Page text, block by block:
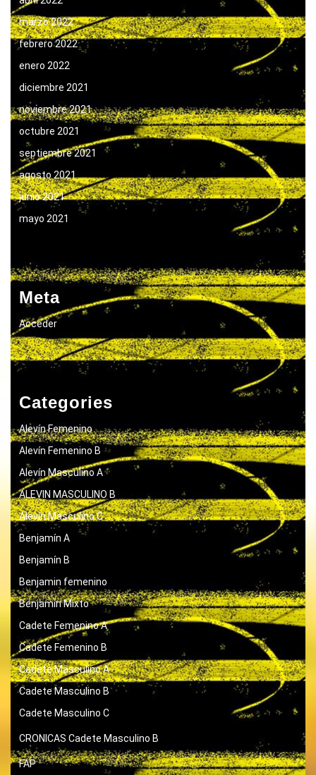
marzo 2022
febrero 2022
enero 2022
diciembre 2021
noviembre 2021
octubre 2021
septiembre 2021
agosto 2021
junio 2021
mayo 2021
Meta
Acceder
Categories
Alevín Femenino
Alevín Femenino B
Alevín Masculino A
ALEVIN MASCULINO B
Alevín Masculino C
Benjamín A
Benjamín B
Benjamin femenino
Benjamín Mixto
Cadete Femenino A
Cadete Femenino B
Cadete Masculino A
Cadete Masculino B
Cadete Masculino C
CRONICAS Cadete Masculino B
FAP